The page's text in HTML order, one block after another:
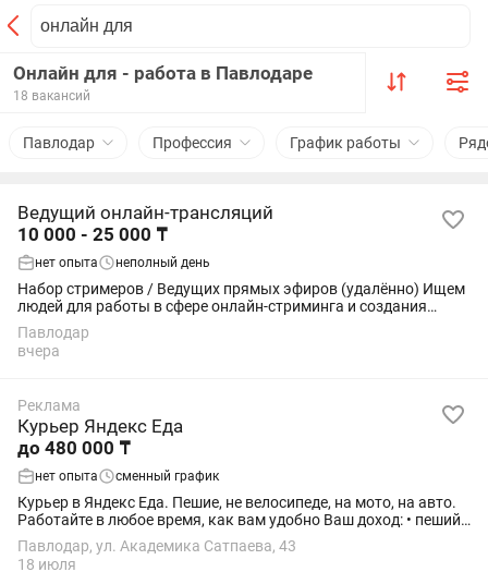
Онлайн для - работа в Павлодаре
18 вакансий
Павлодар Профессия График работы
Ведущий онлайн-трансляций
10 000 - 25 000 ₸
нет опыта неполный день
Набор стримеров / Ведущих прямых эфиров (удалённо) Ищем
людей для работы в сфере онлайн-стриминга и создания
развлекательного контента. Что нужно делать: — проводить
прямые эфиры; — общаться с...
Павлодар
вчера
Реклама
Курьер Яндекс Еда
до 480 000 ₸
нет опыта сменный график
Курьер в Яндекс Еда. Пешие, не велосипеде, на мото, на авто.
Работайте в любое время, как вам удобно Ваш доход: • пеший:
1140 тг в час / 285 000 тг в месяц • на велосипеде: 1320 тг в час
/ 330 000...
Павлодар, ул. Академика Сатпаева, 43
18 июля